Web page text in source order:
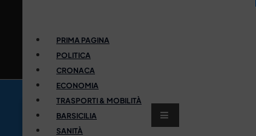
PRIMA PAGINA
POLITICA
CRONACA
ECONOMIA
TRASPORTI & MOBILITÀ
BARSICILIA
SANITÀ